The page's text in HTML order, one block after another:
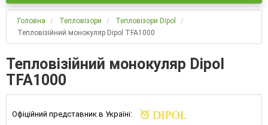
Головна Тепловізори
Тепловізори Dipol
Тепловізійний монокуляр Dipol TFA1000
Тепловізійний монокуляр Dipol
TFA1000
Офіційний представник в Україні: